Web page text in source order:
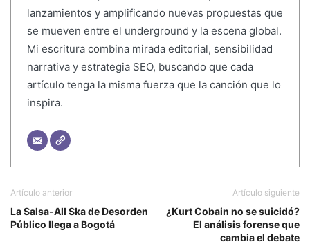
lanzamientos y amplificando nuevas propuestas que
se mueven entre el underground y la escena global.
Mi escritura combina mirada editorial, sensibilidad
narrativa y estrategia SEO, buscando que cada
artículo tenga la misma fuerza que la canción que lo
inspira.
Artículo anterior
La Salsa-All Ska de Desorden
Público llega a Bogotá
Artículo siguiente
¿Kurt Cobain no se suicidó?
El análisis forense que
cambia el debate